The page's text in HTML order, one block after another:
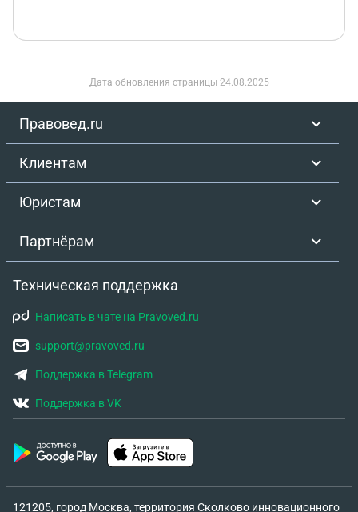
Дата обновления страницы 24.08.2025
Правовед.ru
Клиентам
Юристам
Партнёрам
Техническая поддержка
Написать в чате на Pravoved.ru
support@pravoved.ru
Поддержка в Telegram
Поддержка в VK
121205, город Москва, территория Сколково инновационного